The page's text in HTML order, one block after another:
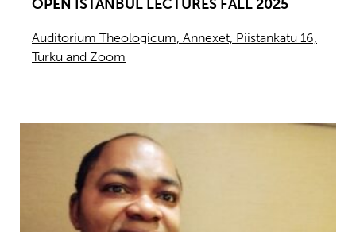
OPEN ISTANBUL LECTURES FALL 2025
Auditorium Theologicum, Annexet, Piistankatu 16,
Turku and Zoom